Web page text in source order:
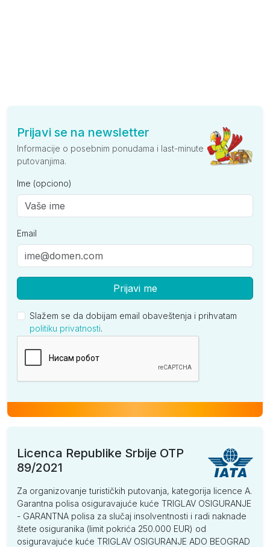
Prijavi se na newsletter
Informacije o posebnim ponudama i last-minute
putovanjima.
Ime (opciono)
Email
Prijavi me
Slažem se da dobijam email obaveštenja i prihvatam
politiku privatnosti.
Licenca Republike Srbije OTP
89/2021
Za organizovanje turističkih putovanja, kategorija licence A.
Garantna polisa osiguravajuće kuće TRIGLAV OSIGURANJE
- GARANTNA polisa za slučaj insolventnosti i radi naknade
štete osiguranika (limit pokrića 250.000 EUR) od
osiguravajuće kuće TRIGLAV OSIGURANJE ADO BEOGRAD